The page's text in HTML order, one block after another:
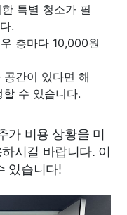
특별 청소가 필
.
층마다 10,000원
공간이 있다면 해
수 있습니다.
가 비용 상황을 미
시길 바랍니다. 이
있습니다!